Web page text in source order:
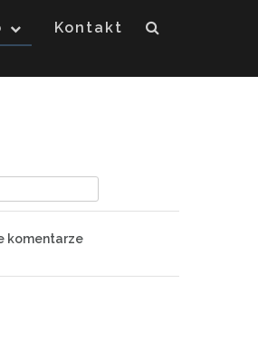
Kontakt
komentarze